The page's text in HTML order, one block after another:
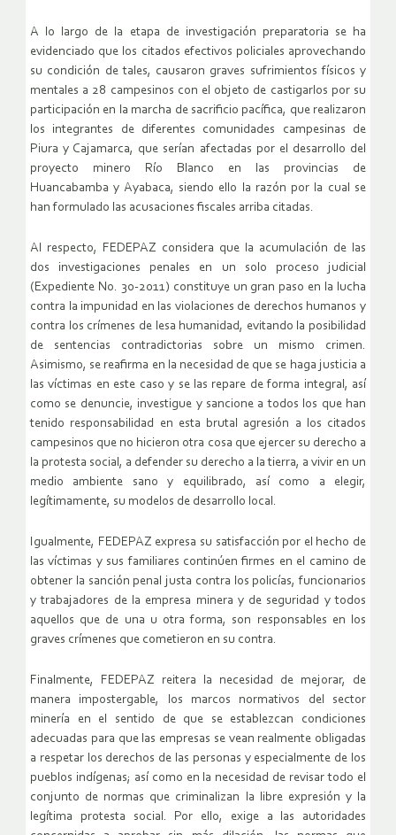
A lo largo de la etapa de investigación preparatoria se ha
evidenciado que los citados efectivos policiales aprovechando
su condición de tales, causaron graves sufrimientos físicos y
mentales a 28 campesinos con el objeto de castigarlos por su
participación en la marcha de sacrificio pacífica, que realizaron
los integrantes de diferentes comunidades campesinas de
Piura y Cajamarca, que serían afectadas por el desarrollo del
proyecto minero Río Blanco en las provincias de
Huancabamba y Ayabaca, siendo ello la razón por la cual se
han formulado las acusaciones fiscales arriba citadas.
Al respecto, FEDEPAZ considera que la acumulación de las
dos investigaciones penales en un solo proceso judicial
(Expediente No. 30-2011) constituye un gran paso en la lucha
contra la impunidad en las violaciones de derechos humanos y
contra los crímenes de lesa humanidad, evitando la posibilidad
de sentencias contradictorias sobre un mismo crimen.
Asimismo, se reafirma en la necesidad de que se haga justicia a
las víctimas en este caso y se las repare de forma integral, así
como se denuncie, investigue y sancione a todos los que han
tenido responsabilidad en esta brutal agresión a los citados
campesinos que no hicieron otra cosa que ejercer su derecho a
la protesta social, a defender su derecho a la tierra, a vivir en un
medio ambiente sano y equilibrado, así como a elegir,
legítimamente, su modelos de desarrollo local.
Igualmente, FEDEPAZ expresa su satisfacción por el hecho de
las víctimas y sus familiares continúen firmes en el camino de
obtener la sanción penal justa contra los policías, funcionarios
y trabajadores de la empresa minera y de seguridad y todos
aquellos que de una u otra forma, son responsables en los
graves crímenes que cometieron en su contra.
Finalmente, FEDEPAZ reitera la necesidad de mejorar, de
manera impostergable, los marcos normativos del sector
minería en el sentido de que se establezcan condiciones
adecuadas para que las empresas se vean realmente obligadas
a respetar los derechos de las personas y especialmente de los
pueblos indígenas; así como en la necesidad de revisar todo el
conjunto de normas que criminalizan la libre expresión y la
legítima protesta social. Por ello, exige a las autoridades